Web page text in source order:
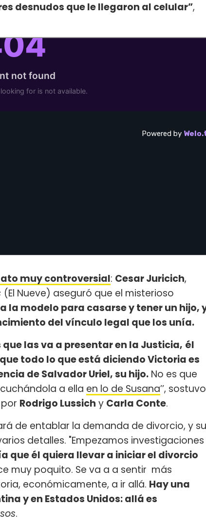
desnudos que le llegaron al celular”,
muy controversial: Cesar Juricich,
(El Nueve) aseguró que el misterioso
la modelo para casarse y tener un hijo,
del vínculo legal que los unía.
las va a presentar en la Justicia, él
todo lo que está diciendo Victoria es
de Salvador Uriel, su hijo. No es que
a ella en lo de Susana’’, sostuvo
Rodrigo Lussich y Carla Conte.
de entablar la demanda de divorcio, y su
detalles. "Empezamos investigaciones
que él quiera llevar a iniciar el divorcio
muy poquito. Se va a a sentir más
económicamente, a ir allá. Hay una
y en Estados Unidos: allá es
.